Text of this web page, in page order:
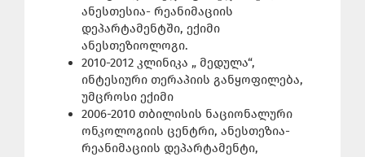
ანესთესია- რეანიმაციის
დეპარტამენტში, ექიმი
ანესთეზიოლოგი.
2010-2012 კლინიკა „ მედულა“,
ინტესიური თერაპიის განყოფილება,
უმცროსი ექიმი
2006-2010 თბილისის ნაციონალური
ონკოლოგიის ცენტრი, ანესთეზია-
რეანიმაციის დეპარტამენტი,